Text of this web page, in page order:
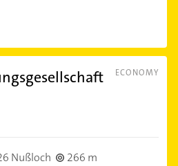
ECONOMY
Nußloch
266 m